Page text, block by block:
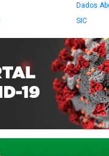
Dados
SIC